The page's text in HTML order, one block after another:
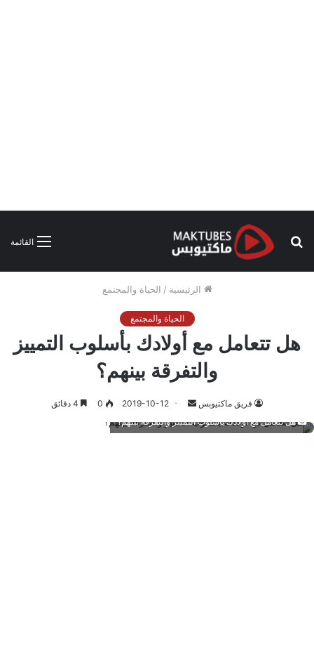
القائمة
بحث
الرئيسية / الحياة والمجتمع
الحياة والمجتمع
هل تتعامل مع أولادك بأسلوب التمييز
والتفرقة بينهم؟
فريق ماكتيوبس
أرسل
إلكترونيا
2019-10-12
0
هل تتعامل مع أولادك بأسلوب التمييز والتفرقة بينهم؟